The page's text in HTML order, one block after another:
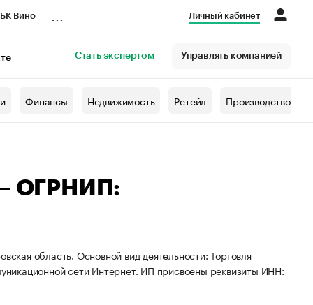
Вино Личный кабинет
Стать экспертом Управлять компанией
Финансы Недвижимость Ретейл Производство
— ОГРНИП:
область. Основной вид деятельности: Торговля
сети Интернет. ИП присвоены реквизиты ИНН: